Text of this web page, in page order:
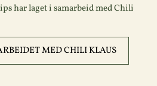
har laget i samarbeid med Chili
MED CHILI KLAUS